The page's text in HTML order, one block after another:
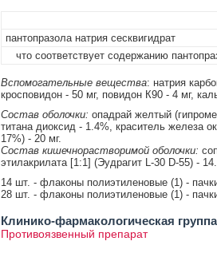
пантопразола натрия сесквигидрат
что соответствует содержанию
Вспомогательные вещества: натрия
кросповидон - 50 мг, повидон К90 - 4 мг,
Состав оболочки: опадрай желтый
титана диоксид - 1.4%, краситель железа
17%) - 20 мг.
Состав кишечнорастворимой оболочки:
этилакрилата [1:1] (Эудрагит L-30 D-55) -
14 шт. - флаконы полиэтиленовые (1) -
28 шт. - флаконы полиэтиленовые (1) -
Клинико-фармакологическая
Противоязвенный препарат